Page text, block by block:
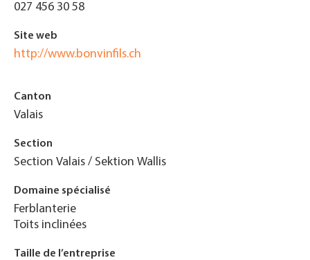
027 456 30 58
Site web
http://www.bonvinfils.ch
Canton
Valais
Section
Section Valais / Sektion Wallis
Domaine spécialisé
Ferblanterie
Toits inclinées
Taille de l’entreprise